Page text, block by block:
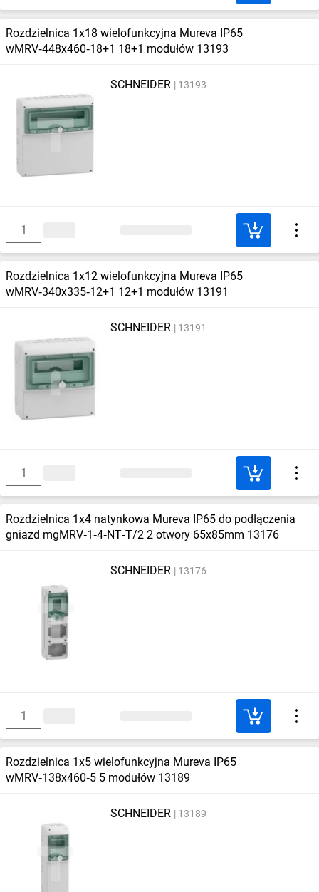
Rozdzielnica 1x18 wielofunkcyjna Mureva IP65
wMRV‑448x460‑18+1 18+1 modułów 13193
SCHNEIDER 13193
Rozdzielnica 1x12 wielofunkcyjna Mureva IP65
wMRV‑340x335‑12+1 12+1 modułów 13191
SCHNEIDER 13191
Rozdzielnica 1x4 natynkowa Mureva IP65 do podłączenia
gniazd mgMRV‑1‑4‑NT‑T/2 2 otwory 65x85mm 13176
SCHNEIDER 13176
Rozdzielnica 1x5 wielofunkcyjna Mureva IP65
wMRV‑138x460‑5 5 modułów 13189
SCHNEIDER 13189